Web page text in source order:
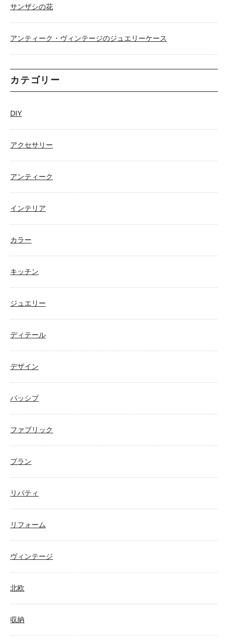
サンザシの花
アンティーク・ヴィンテージのジュエリーケース
カテゴリー
DIY
アクセサリー
アンティーク
インテリア
カラー
キッチン
ジュエリー
ディテール
デザイン
パッシブ
ファブリック
プラン
リバティ
リフォーム
ヴィンテージ
北欧
収納